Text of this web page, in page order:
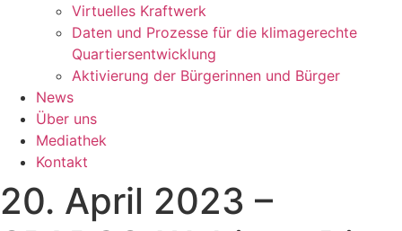
Virtuelles Kraftwerk
Daten und Prozesse für die klimagerechte
Quartiersentwicklung
Aktivierung der Bürgerinnen und Bürger
News
Über uns
Mediathek
Kontakt
20. April 2023 –